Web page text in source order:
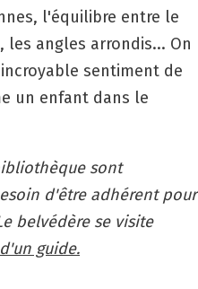
l'équilibre entre le
angles arrondis... On
sentiment de
un enfant dans le
sont
d'être adhérent pour
belvédère se visite
guide.